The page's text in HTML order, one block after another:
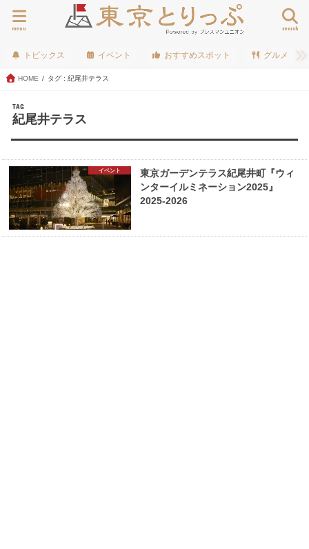
search
menu
トピックス イベント おすすめスポット グルメ
HOME タグ : 紀尾井テラス
TAG
紀尾井テラス
イベント
東京ガーデンテラス紀尾井町『ウィ
ンターイルミネーション2025』
2025-2026